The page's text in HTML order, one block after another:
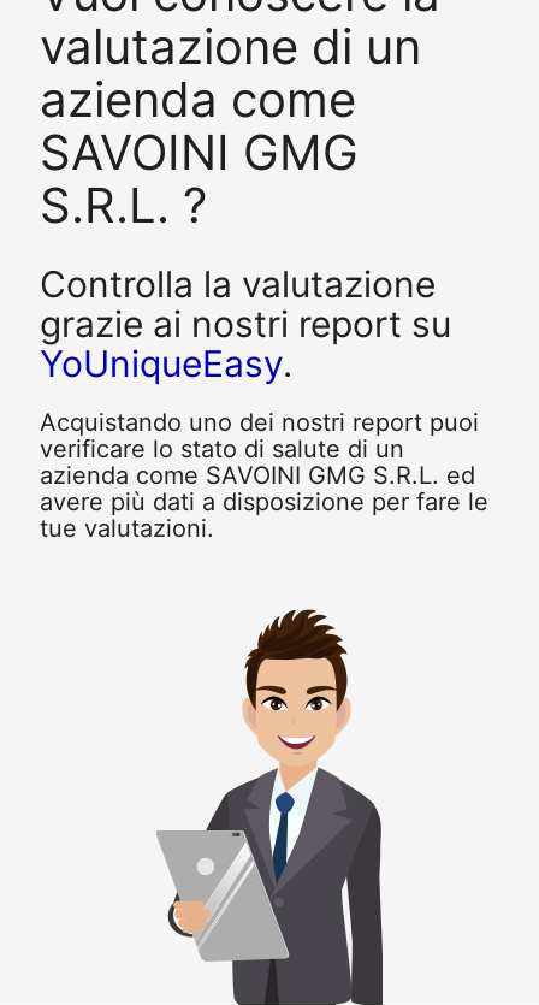
valutazione di un
azienda come
SAVOINI GMG
S.R.L. ?
Controlla la valutazione
grazie ai nostri report su
YoUniqueEasy.
Acquistando uno dei nostri report puoi
verificare lo stato di salute di un
azienda come SAVOINI GMG S.R.L. ed
avere più dati a disposizione per fare le
tue valutazioni.